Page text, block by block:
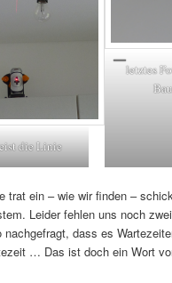
die Linie
letztes
trat ein – wie wir finden –
Leider fehlen uns noch
nachgefragt, dass es
… Das ist doch ein Wort